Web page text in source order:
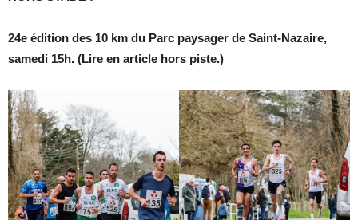
24e édition des 10 km du Parc paysager de Saint-Nazaire,
samedi 15h. (Lire en article hors piste.)